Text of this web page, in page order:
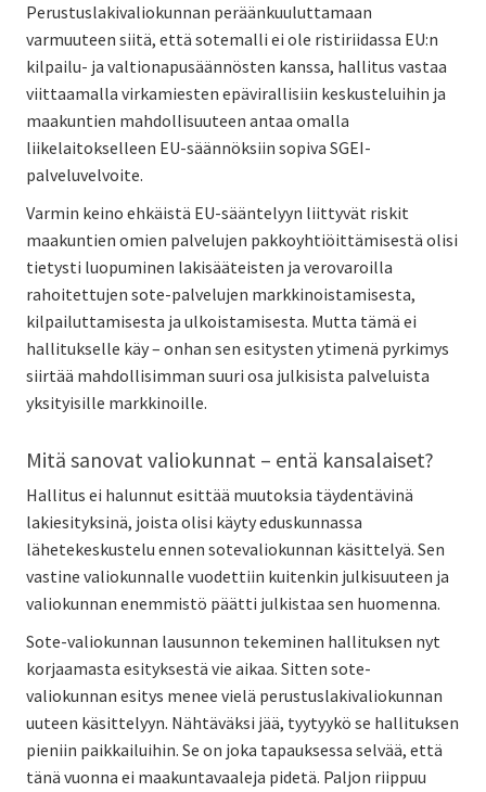
Perustuslakivaliokunnan peräänkuuluttamaan
varmuuteen siitä, että sotemalli ei ole ristiriidassa EU:n
kilpailu- ja valtionapusäännösten kanssa, hallitus vastaa
viittaamalla virkamiesten epävirallisiin keskusteluihin ja
maakuntien mahdollisuuteen antaa omalla
liikelaitokselleen EU-säännöksiin sopiva SGEI-
palveluvelvoite.
Varmin keino ehkäistä EU-sääntelyyn liittyvät riskit
maakuntien omien palvelujen pakkoyhtiöittämisestä olisi
tietysti luopuminen lakisääteisten ja verovaroilla
rahoitettujen sote-palvelujen markkinoistamisesta,
kilpailuttamisesta ja ulkoistamisesta. Mutta tämä ei
hallitukselle käy – onhan sen esitysten ytimenä pyrkimys
siirtää mahdollisimman suuri osa julkisista palveluista
yksityisille markkinoille.
Mitä sanovat valiokunnat – entä kansalaiset?
Hallitus ei halunnut esittää muutoksia täydentävinä
lakiesityksinä, joista olisi käyty eduskunnassa
lähetekeskustelu ennen sotevaliokunnan käsittelyä. Sen
vastine valiokunnalle vuodettiin kuitenkin julkisuuteen ja
valiokunnan enemmistö päätti julkistaa sen huomenna.
Sote-valiokunnan lausunnon tekeminen hallituksen nyt
korjaamasta esityksestä vie aikaa. Sitten sote-
valiokunnan esitys menee vielä perustuslakivaliokunnan
uuteen käsittelyyn. Nähtäväksi jää, tyytyykö se hallituksen
pieniin paikkailuihin. Se on joka tapauksessa selvää, että
tänä vuonna ei maakuntavaaleja pidetä. Paljon riippuu